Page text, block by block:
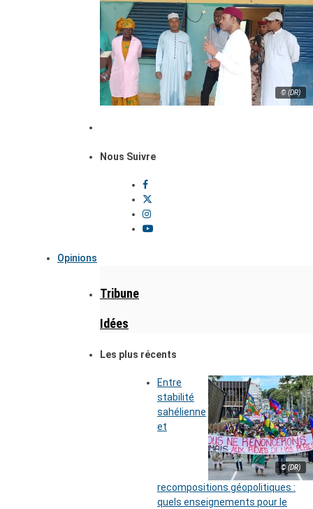
© (DR)
Nous Suivre
Opinions
Tribune
Idées
Les plus récents
© (DR)
Entre
stabilité
sahélienne
et
recompositions géopolitiques :
quels enseignements pour le